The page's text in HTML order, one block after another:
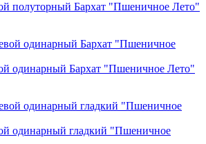
полуторный Бархат "Пшеничное Лето"
одинарный Бархат "Пшеничное Лето"
одинарный гладкий "Пшеничное